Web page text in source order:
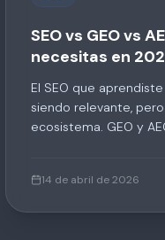
SEO vs GEO vs
necesitas en
El SEO que
siendo relevante,
ecosistema. GEO y
cómo integrarlos.
14 de abril de 2026